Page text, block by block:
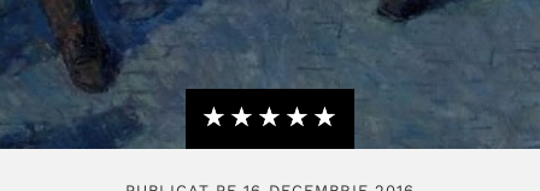
★★★★★
☆☆☆☆☆